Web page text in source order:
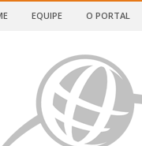
DA BAHIA
EQUIPE O PORTAL